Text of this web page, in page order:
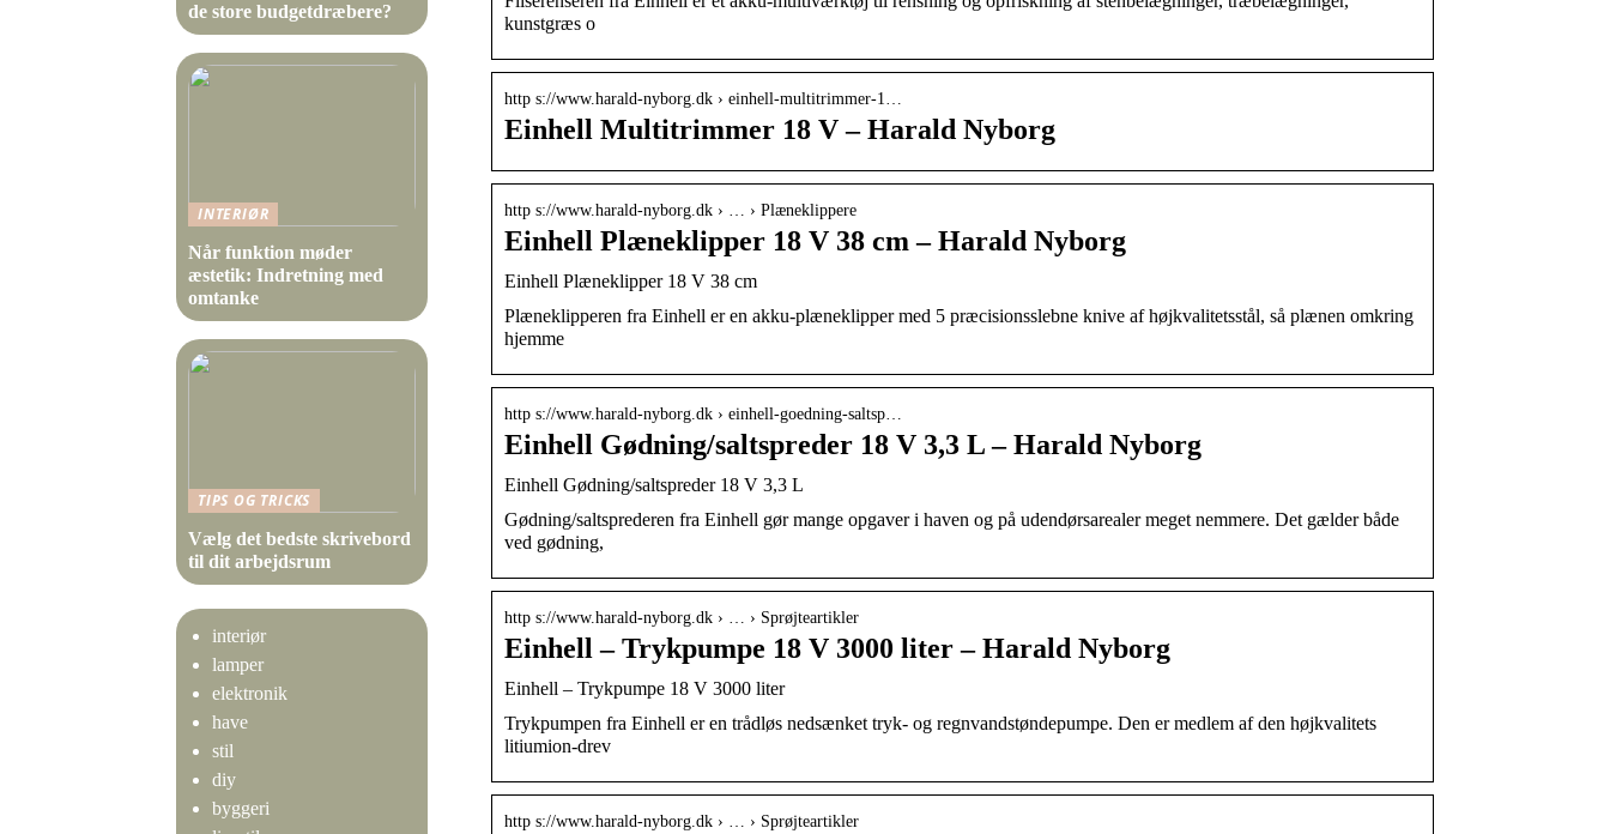
kunstgræs o
http s://www.harald-nyborg.dk › einhell-multitrimmer-1…
Einhell Multitrimmer 18 V – Harald Nyborg
http s://www.harald-nyborg.dk › … › Plæneklippere
Einhell Plæneklipper 18 V 38 cm – Harald Nyborg
Einhell Plæneklipper 18 V 38 cm
Plæneklipperen fra Einhell er en akku-plæneklipper med 5 præcisionsslebne knive af højkvalitetsstål, så plænen omkring
hjemme
http s://www.harald-nyborg.dk › einhell-goedning-saltsp…
Einhell Gødning/saltspreder 18 V 3,3 L – Harald Nyborg
Einhell Gødning/saltspreder 18 V 3,3 L
Gødning/saltsprederen fra Einhell gør mange opgaver i haven og på udendørsarealer meget nemmere. Det gælder både
ved gødning,
http s://www.harald-nyborg.dk › … › Sprøjteartikler
Einhell – Trykpumpe 18 V 3000 liter – Harald Nyborg
Einhell – Trykpumpe 18 V 3000 liter
Trykpumpen fra Einhell er en trådløs nedsænket tryk- og regnvandstøndepumpe. Den er medlem af den højkvalitets
litiumion-drev
http s://www.harald-nyborg.dk › … › Sprøjteartikler
de store budgetdræbere?
INTERIØR
Når funktion møder
æstetik: Indretning med
omtanke
TIPS OG TRICKS
Vælg det bedste skrivebord
til dit arbejdsrum
interiør
lamper
elektronik
have
stil
diy
byggeri